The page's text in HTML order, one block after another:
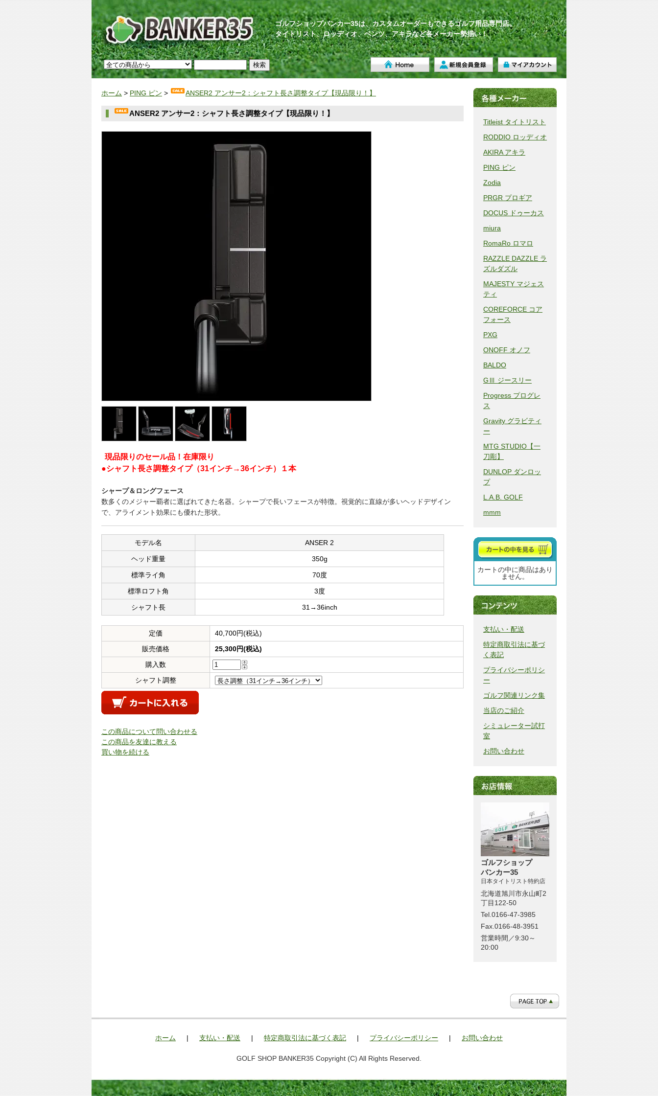
ゴルフショップバンカー35は、カスタムオーダーもできるゴルフ用品専門店。
タイトリスト、ロッディオ、ベンツ、アキラなど各メーカー勢揃い！
ホーム > PING ピン > ANSER2 アンサー2：シャフト長さ調整タイプ【現品限り！】
ANSER2 アンサー2：シャフト長さ調整タイプ【現品限り！】
現品限りのセール品！在庫限り
●シャフト長さ調整タイプ（31インチ→36インチ）１本
シャープ＆ロングフェース
数多くのメジャー覇者に選ばれてきた名器。シャープで長いフェースが特徴。視覚的に直線が多いヘッドデザイン
で、アライメント効果にも優れた形状。
モデル名 ANSER 2
ヘッド重量 350g
標準ライ角 70度
標準ロフト角 3度
シャフト長 31→36inch
定価
40,700円(税込)
販売価格
25,300円(税込)
購入数
シャフト調整
この商品について問い合わせる
この商品を友達に教える
買い物を続ける
Titleist タイトリスト
RODDIO ロッディオ
AKIRA アキラ
PING ピン
Zodia
PRGR プロギア
DOCUS ドゥーカス
miura
RomaRo ロマロ
RAZZLE DAZZLE ラ
ズルダズル
MAJESTY マジェス
ティ
COREFORCE コア
フォース
PXG
ONOFF オノフ
BALDO
GⅢ ジースリー
Progress プログレ
ス
Gravity グラビティ
ー
MTG STUDIO【一
刀彫】
DUNLOP ダンロッ
プ
L.A.B. GOLF
mmm
カートの中に商品はあり
ません。
支払い・配送
特定商取引法に基づ
く表記
プライバシーポリシ
ー
ゴルフ関連リンク集
当店のご紹介
シミュレーター試打
室
お問い合わせ
ゴルフショップ
バンカー35
日本タイトリスト特約店
北海道旭川市永山町2
丁目122-50
Tel.0166-47-3985
Fax.0166-48-3951
営業時間／9:30～
20:00
ホーム | 支払い・配送 | 特定商取引法に基づく表記 | プライバシーポリシー | お問い合わせ
GOLF SHOP BANKER35 Copyright (C) All Rights Reserved.